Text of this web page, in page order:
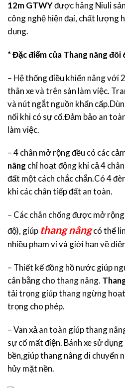
12m GTWYđược hãng Niuli
công nghệ hiện đại, chất lượng
dụng.
* Đặc điểm của Thang nâng
– Hệ thống điều khiển nâng với
thân xe và trên sàn làm việc.
và nút ngắt nguồn khẩn
nối khi có sự cố.Đảm bảo an
làm việc.
– 4 chân mở rộng đều có các
nâng chỉ hoạt động khi cả 4
đất một cách chắc chắn.Có 4
khi các chân tiếp đất an toàn.
– Các chân chống được mở
độ), giúp thang nângcó thể
nhiều phạm vi và giới hạn về
– Thiết kế đồng hồ nước giúp
cân bằng cho thang nâng.
tải trọng giúp thang ngừng
trọng cho phép.
– Van xả an toàn giúp thang
sự cố mất điện. Bánh xe sử
bền,giúp thang nâng di chuyển
hủy mặt nền.